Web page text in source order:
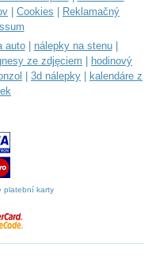
Cookies
Reklamačný
auto| nálepky na stenu|
ze zdjęciem
hodinový
3d nálepky
kalendáre z
platební karty